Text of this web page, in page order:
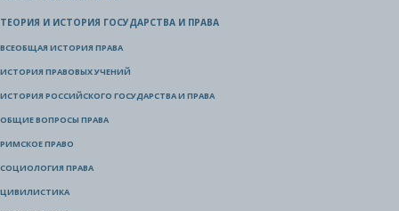
ТЕОРИЯ И ИСТОРИЯ ГОСУДАРСТВА И ПРАВА
ВСЕОБЩАЯ ИСТОРИЯ ПРАВА
ИСТОРИЯ ПРАВОВЫХ УЧЕНИЙ
ИСТОРИЯ РОССИЙСКОГО ГОСУДАРСТВА И ПРАВА
ОБЩИЕ ВОПРОСЫ ПРАВА
РИМСКОЕ ПРАВО
СОЦИОЛОГИЯ ПРАВА
ЦИВИЛИСТИКА